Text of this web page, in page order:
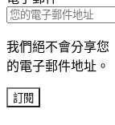
我們絕不會分享您
的電子郵件地址。
訂閱